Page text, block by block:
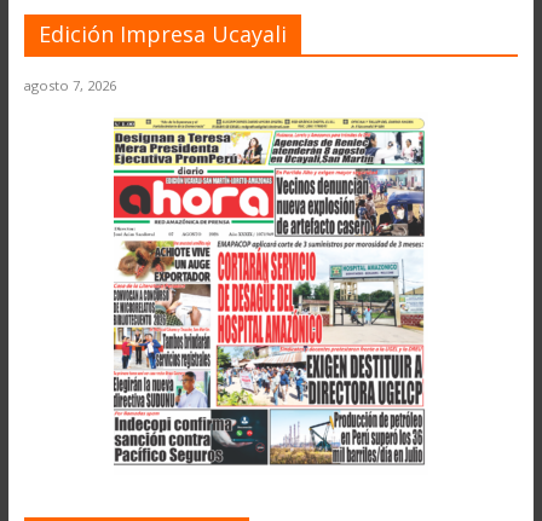
Edición Impresa Ucayali
agosto 7, 2026